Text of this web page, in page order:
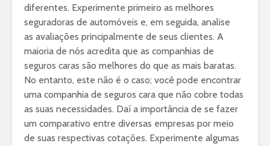
diferentes. Experimente primeiro as melhores
seguradoras de automóveis e, em seguida, analise
as avaliações principalmente de seus clientes. A
maioria de nós acredita que as companhias de
seguros caras são melhores do que as mais baratas.
No entanto, este não é o caso; você pode encontrar
uma companhia de seguros cara que não cobre todas
as suas necessidades. Daí a importância de se fazer
um comparativo entre diversas empresas por meio
de suas respectivas cotações. Experimente algumas